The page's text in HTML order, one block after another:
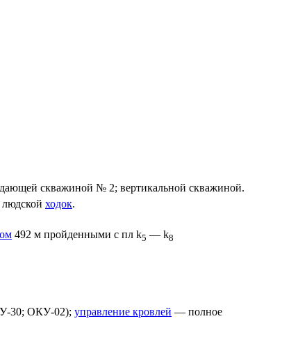
скважиной № 2; вертикальной скважиной.
ходок.
492 м пройденными с пл k5 — k8
30; ОКУ-02); управление кровлей — полное